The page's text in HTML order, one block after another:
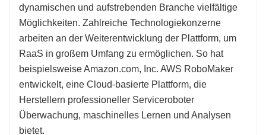
dynamischen und aufstrebenden Branche vielfältige
Möglichkeiten. Zahlreiche Technologiekonzerne
arbeiten an der Weiterentwicklung der Plattform, um
RaaS in großem Umfang zu ermöglichen. So hat
beispielsweise Amazon.com, Inc. AWS RoboMaker
entwickelt, eine Cloud-basierte Plattform, die
Herstellern professioneller Serviceroboter
Überwachung, maschinelles Lernen und Analysen
bietet.